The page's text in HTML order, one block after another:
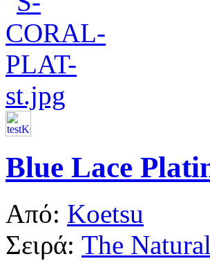
Blue Lace
Από: Koetsu
Σειρά: The